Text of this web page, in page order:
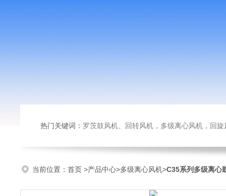
热门关键词： 罗茨鼓风机、回转风机，多级离心风机，回旋风机，防腐耐磨
当前位置： 首页 >产品中心>多级离心风机>C35系列多级离心